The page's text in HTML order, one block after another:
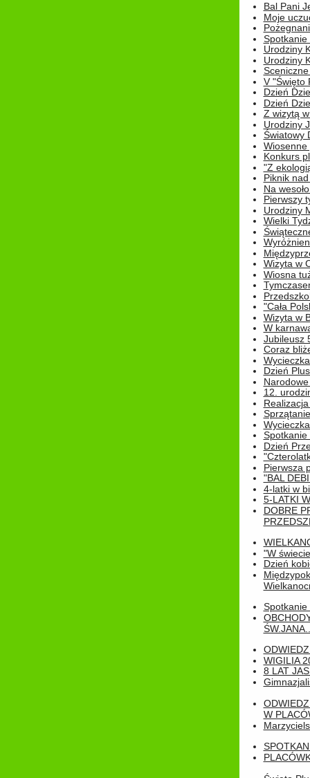
Bal Pani
Moje
Spotkanie
Urodziny
Urodziny
V "Święto
Dzień
Dzień
Z wizytą
Urodziny
Światowy
Wiosenne
Konkurs
"Z
Piknik
Na
Pierwszy
Urodziny
Wielki
Wizyta w
Wiosna
"Cała
Wizyta w
W
Jubileusz
Coraz
Dzień
12.
Spotkanie
Dzień
Pierwsza
"BAL
4-latki w
5-LATKI
DOBRE
"W
Dzień
Spotkanie
WIGILIA
8 LAT
W